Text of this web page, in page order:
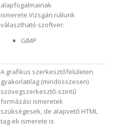
alapfogalmainak
ismerete.Vizsgán nálunk
választható szoftver:
GIMP
A grafikus szerkesztőfelületen
gyakorlatilag (mindösszesen)
szövegszerkesztő-szintű
formázási ismeretek
szükségesek, de alapvető HTML
tag-ek ismerete is